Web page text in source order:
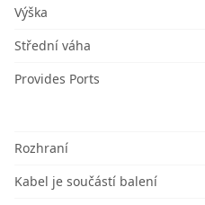
Výška
Střední váha
Provides Ports
Rozhraní
Kabel je součástí balení